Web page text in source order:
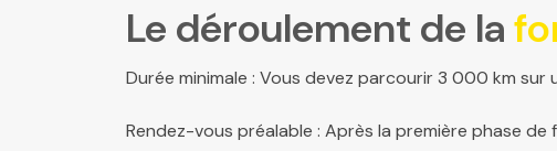
Le déroulement de la
Durée minimale : Vous devez parcourir 3 000 km sur
Rendez-vous préalable : Après la première phase